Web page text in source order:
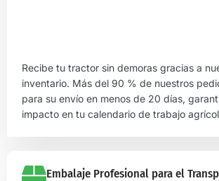
Recibe tu tractor sin demoras gracias a
inventario. Más del 90 % de nuestros
para su envío en menos de 20 días,
impacto en tu calendario de trabajo
Embalaje Profesional para el